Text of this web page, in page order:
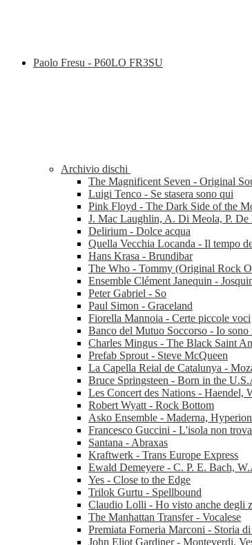
Paolo Fresu - P60LO FR3SU
Archivio dischi
The Magnificent Seven - Original
Luigi Tenco - Se stasera sono qui
Pink Floyd - The Dark Side of the
J. Mac Laughlin, A. Di Meola, P.
Delirium - Dolce acqua
Quella Vecchia Locanda - Il tempo
Hans Krasa - Brundibar
The Who - Tommy (Original Rock
Ensemble Clément Janequin -
Peter Gabriel - So
Paul Simon - Graceland
Fiorella Mannoia - Certe piccole voci
Banco del Mutuo Soccorso - Io sono
Charles Mingus - The Black Saint
Prefab Sprout - Steve McQueen
La Capella Reial de Catalunya -
Bruce Springsteen - Born in the
Les Concert des Nations - Haendel,
Robert Wyatt - Rock Bottom
Asko Ensemble - Maderna, Hyperion
Francesco Guccini - L'isola non
Santana - Abraxas
Kraftwerk - Trans Europe Express
Ewald Demeyere - C. P. E. Bach,
Yes - Close to the Edge
Trilok Gurtu - Spellbound
Claudio Lolli - Ho visto anche degli
The Manhattan Transfer - Vocalese
Premiata Forneria Marconi - Storia
John Eliot Gardiner - Monteverdi,